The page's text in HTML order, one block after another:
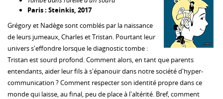
Paris : Steinkis, 2017
Grégory et Nadège sont comblés par la naissance
de leurs jumeaux, Charles et Tristan. Pourtant leur
univers s'effondre lorsque le diagnostic tombe :
Tristan est sourd profond. Comment alors, en tant que parents
entendants, aider leur fils à s'épanouir dans notre société d'hyper-
communication ? Comment respecter son identité propre dans ce
monde qui laisse, au final, peu de place à l'altérité. Bref, comment